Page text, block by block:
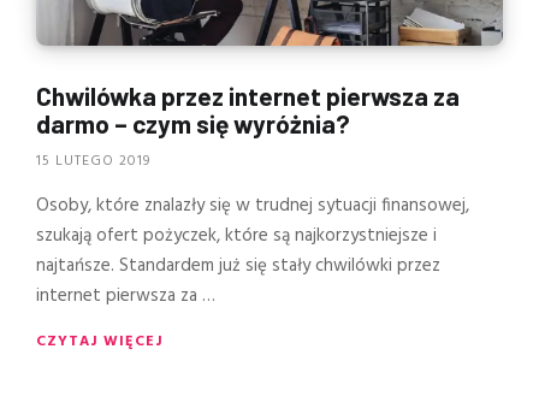
Chwilówka przez internet pierwsza za
darmo – czym się wyróżnia?
15 LUTEGO 2019
Osoby, które znalazły się w trudnej sytuacji finansowej,
szukają ofert pożyczek, które są najkorzystniejsze i
najtańsze. Standardem już się stały chwilówki przez
internet pierwsza za …
CZYTAJ WIĘCEJ